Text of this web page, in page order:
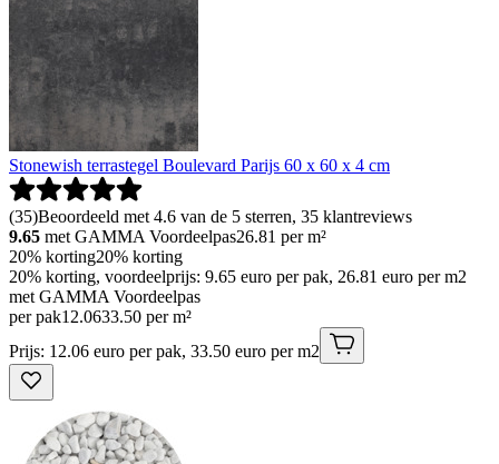
Stonewish terrastegel Boulevard Parijs 60 x 60 x 4 cm
(35)Beoordeeld met 4.6 van de 5 sterren, 35 klantreviews
9.65 met GAMMA Voordeelpas26.81 per m²
20% korting20% korting
20% korting, voordeelprijs: 9.65 euro per pak, 26.81 euro per m2
met GAMMA Voordeelpas
per pak12.0633.50 per m²
Prijs: 12.06 euro per pak, 33.50 euro per m2